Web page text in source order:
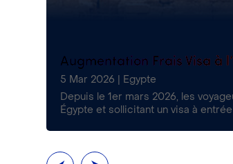
Augmentation Frais Visa à
5 Mar 2026
Egypte
Depuis le 1er mars 2026, les
Égypte et sollicitant un visa à entrée